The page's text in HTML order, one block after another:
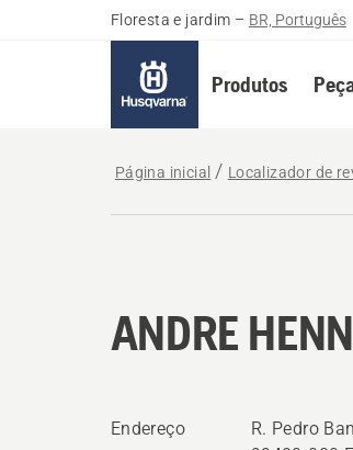
Floresta e jardim – BR, Português
Produtos
Página inicial Localizador de
ANDRE
Endereço
R. Pedro